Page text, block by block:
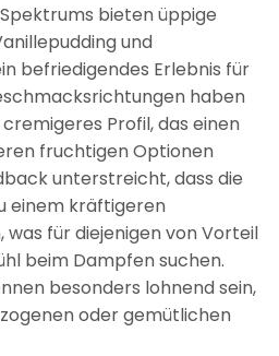
bieten üppige
und
befriedigendes Erlebnis für
haben
Profil, das einen
fruchtigen Optionen
unterstreicht, dass die
einem kräftigeren
für diejenigen von Vorteil
beim Dampfen suchen.
besonders lohnend sein,
oder gemütlichen